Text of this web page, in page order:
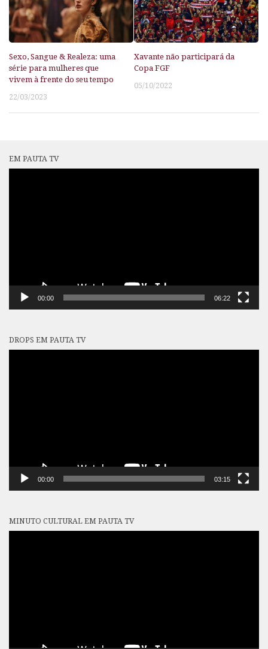
Sexo, Sangue & Realeza: uma
série para mulheres que
vivem à frente do seu tempo
22/03/2023
Xavante não participará da
Copa FGF
05/10/2022
EM PAUTA TV
00:00 06:22
DROPS EM PAUTA TV
00:00 03:15
MINUTO CULTURAL EM PAUTA TV